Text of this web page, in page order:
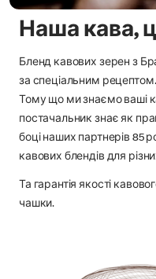
Наша кава,
Бленд кавових зерен з
за спеціальним рецептом.
Тому що ми знаємо ваші
постачальник знає як
боці наших партнерів 85
кавових блендів для
Та гарантія якості
чашки.